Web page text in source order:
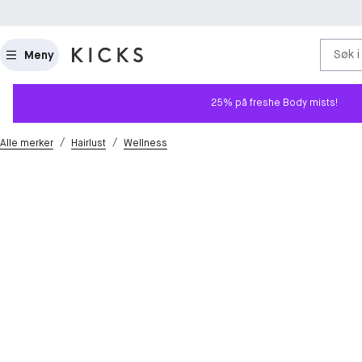
Meny Søk
25% på freshe Body mists!
Alle merker / Hairlust / Wellness